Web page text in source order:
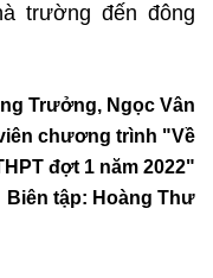
trường đến đông
Trưởng, Ngọc Vân
chương trình "Về
đợt 1 năm 2022"
Biên tập: Hoàng Thư